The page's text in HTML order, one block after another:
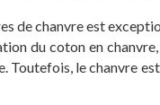
de chanvre est
du coton en
le chanvre